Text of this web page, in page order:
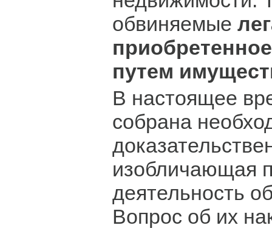
обвиняемые
путем
В настоящее
собрана
изобличающая
деятельность
Вопрос об их